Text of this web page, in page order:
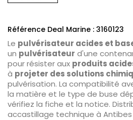
Référence Deal Marine : 3160123
Le pulvérisateur acides et
un pulvérisateur d'une
pour résister aux produits
à projeter des solutions
pulvérisation. La compatibilité
la matière et le type de buse
vérifiez la fiche et la notice.
accastillage technique à Antibes